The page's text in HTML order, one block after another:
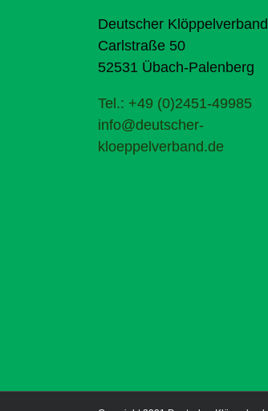
Deutscher
Carlstraße 50
52531 Übach-Palenberg
Tel.: +49 (0)2451-49985
info@deutscher-
kloeppelverband.de